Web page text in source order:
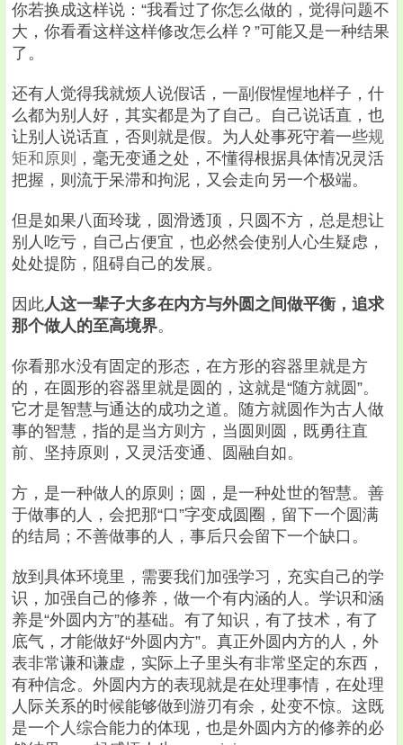
你若换成这样说：“我看过了你怎么做的，觉得问题不
大，你看看这样这样修改怎么样？”可能又是一种结果
了。
还有人觉得我就烦人说假话，一副假惺惺地样子，什
么都为别人好，其实都是为了自己。自己说话直，也
让别人说话直，否则就是假。为人处事死守着一些规
矩和原则 ，毫无变通之处，不懂得根据具体情况灵活
把握，则流于呆滞和拘泥，又会走向另一个极端。
但是如果八面玲珑，圆滑透顶，只圆不方，总是想让
别人吃亏，自己占便宜，也必然会使别人心生疑虑，
处处提防，阻碍自己的发展。
因此人这一辈子大多在内方与外圆之间做平衡，追求
那个做人的至高境界。
你看那水没有固定的形态，在方形的容器里就是方
的，在圆形的容器里就是圆的，这就是“随方就圆”。
它才是智慧与通达的成功之道。随方就圆作为古人做
事的智慧，指的是当方则方，当圆则圆，既勇往直
前、坚持原则，又灵活变通、圆融自如。
方，是一种做人的原则；圆，是一种处世的智慧。善
于做事的人，会把那“口”字变成圆圈，留下一个圆满
的结局；不善做事的人，事后只会留下一个缺口。
放到具体环境里，需要我们加强学习，充实自己的学
识，加强自己的修养，做一个有内涵的人。学识和涵
养是“外圆内方”的基础。有了知识，有了技术，有了
底气，才能做好“外圆内方”。真正外圆内方的人，外
表非常谦和谦虚，实际上子里头有非常坚定的东西，
有种信念。外圆内方的表现就是在处理事情，在处理
人际关系的时候能够做到游刃有余，处变不惊。这既
是一个人综合能力的体现，也是外圆内方的修养的必